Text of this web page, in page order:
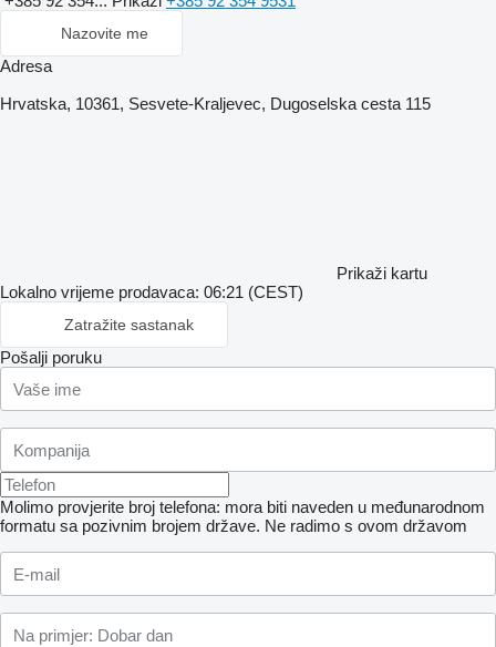
Nazovite me
Adresa
Hrvatska, 10361, Sesvete-Kraljevec, Dugoselska cesta 115
Prikaži kartu
Lokalno vrijeme prodavaca: 06:21 (CEST)
Zatražite sastanak
Pošalji poruku
Molimo provjerite broj telefona: mora biti naveden u međunarodnom
formatu sa pozivnim brojem države. Ne radimo s ovom državom